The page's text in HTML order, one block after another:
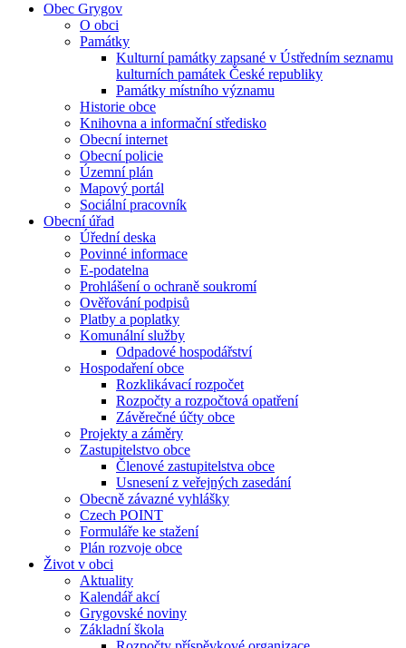
Obec Grygov
O obci
Památky
Kulturní památky zapsané v Ústředním seznamu
kulturních památek České republiky
Památky místního významu
Historie obce
Knihovna a informační středisko
Obecní internet
Obecní policie
Územní plán
Mapový portál
Sociální pracovník
Obecní úřad
Úřední deska
Povinné informace
E-podatelna
Prohlášení o ochraně soukromí
Ověřování podpisů
Platby a poplatky
Komunální služby
Odpadové hospodářství
Hospodaření obce
Rozklikávací rozpočet
Rozpočty a rozpočtová opatření
Závěrečné účty obce
Projekty a záměry
Zastupitelstvo obce
Členové zastupitelstva obce
Usnesení z veřejných zasedání
Obecně závazné vyhlášky
Czech POINT
Formuláře ke stažení
Plán rozvoje obce
Život v obci
Aktuality
Kalendář akcí
Grygovské noviny
Základní škola